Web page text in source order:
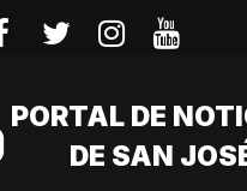
PORTAL DE
DE SAN